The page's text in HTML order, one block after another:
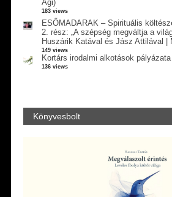
Ági)
183 views
ESŐMADARAK – Spirituális
2. rész: „A szépség megváltja a
Huszárik Katával és Jász Attilával |
149 views
Kortárs irodalmi alkotások pályázata
136 views
Könyvesbolt